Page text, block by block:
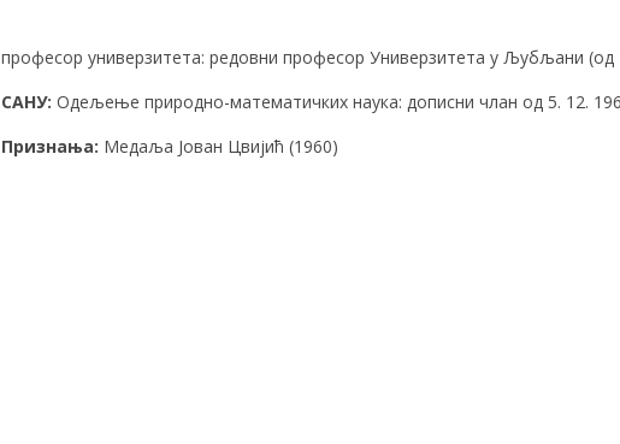
професор универзитета: редовни професор Универзитета у Љубљани (од
САНУ: Одељење природно-математичких наука: дописни члан од 5. 12.
Признања: Медаља Јован Цвијић (1960)